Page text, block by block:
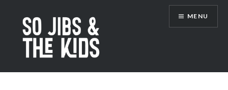
contenu
principal
So Jibs & the Kids
MENU